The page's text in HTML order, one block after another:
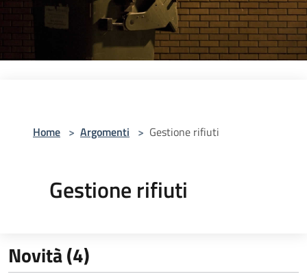
Home > Argomenti > Gestione rifiuti
Gestione rifiuti
Novità (4)